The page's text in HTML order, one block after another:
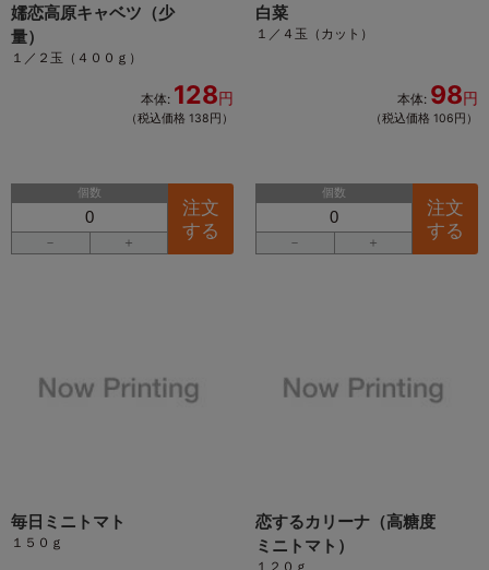
嬬恋高原キャベツ（少
量）
１／２玉（４００ｇ）
本体: 128円
（税込価格 138円）
個数
－ ＋
注文
する
白菜
１／４玉（カット）
本体: 98円
（税込価格 106円）
個数
－ ＋
注文
する
毎日ミニトマト
１５０ｇ
恋するカリーナ（高糖度
ミニトマト）
１２０ｇ